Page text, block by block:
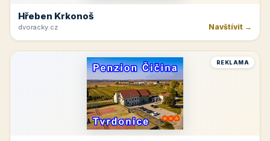
Hřeben Krkonoš
dvoracky.cz Navštívit →
REKLAMA